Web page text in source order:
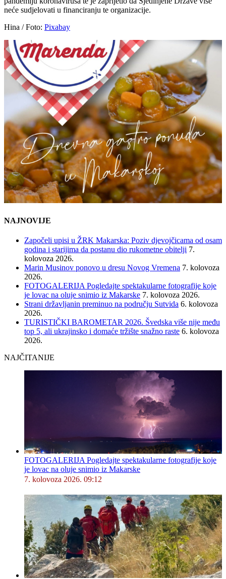
neće sudjelovati u financiranju te organizacije.
Hina / Foto: Pixabay
NAJNOVIJE
Započeli upisi u ŽRK Makarska: Poziv djevojčicama od osam
godina i starijima da postanu dio rukometne obitelji 7.
kolovoza 2026.
Marin Musinov ponovo u dresu Novog Vremena 7. kolovoza
2026.
FOTOGALERIJA Pogledajte spektakularne fotografije koje
je lovac na oluje snimio iz Makarske 7. kolovoza 2026.
Strani državljanin preminuo na području Sutvida 6. kolovoza
2026.
TURISTIČKI BAROMETAR 2026. Švedska više nije među
top 5, ali ukrajinsko i domaće tržište snažno raste 6. kolovoza
2026.
NAJČITANIJE
FOTOGALERIJA Pogledajte spektakularne fotografije koje
je lovac na oluje snimio iz Makarske
7. kolovoza 2026. 09:12